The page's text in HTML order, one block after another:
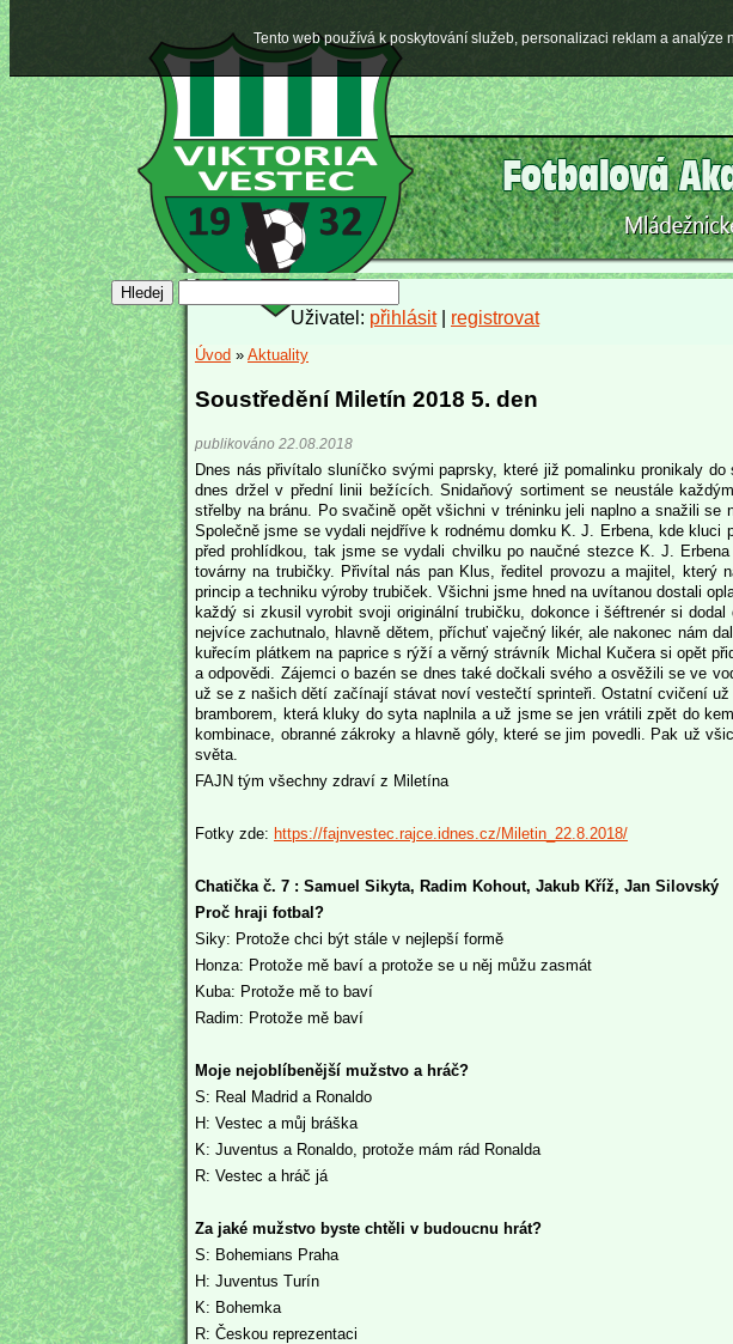
Uživatel: přihlásit| registrovat
Úvod » Aktuality
Soustředění Miletín 2018 5. den
publikováno 22.08.2018
Dnes nás přivítalo sluníčko svými paprsky, které již pomalinku pronikaly
dnes držel v přední linii bežících. Snidaňový sortiment se neustále
střelby na bránu. Po svačině opět všichni v tréninku jeli naplno a snažili
Společně jsme se vydali nejdříve k rodnému domku K. J. Erbena, kde
před prohlídkou, tak jsme se vydali chvilku po naučné stezce K. J.
továrny na trubičky. Přivítal nás pan Klus, ředitel provozu a majitel,
princip a techniku výroby trubiček. Všichni jsme hned na uvítanou dostali
každý si zkusil vyrobit svoji originální trubičku, dokonce i šéftrenér si
nejvíce zachutnalo, hlavně dětem, příchuť vaječný likér, ale nakonec nám
kuřecím plátkem na paprice s rýží a věrný strávník Michal Kučera si opět
a odpovědi. Zájemci o bazén se dnes také dočkali svého a osvěžili se ve
už se z našich dětí začínají stávat noví vestečtí sprinteři. Ostatní cvičení
bramborem, která kluky do syta naplnila a už jsme se jen vrátili zpět do
kombinace, obranné zákroky a hlavně góly, které se jim povedli. Pak už
světa.
FAJN tým všechny zdraví z Miletína
Fotky zde: https://fajnvestec.rajce.idnes.cz/Miletin_22.8.2018/
Chatička č. 7 : Samuel Sikyta, Radim Kohout, Jakub Kříž, Jan Silovský
Proč hraji fotbal?
Siky: Protože chci být stále v nejlepší formě
Honza: Protože mě baví a protože se u něj můžu zasmát
Kuba: Protože mě to baví
Radim: Protože mě baví
Moje nejoblíbenější mužstvo a hráč?
S: Real Madrid a Ronaldo
H: Vestec a můj bráška
K: Juventus a Ronaldo, protože mám rád Ronalda
R: Vestec a hráč já
Za jaké mužstvo byste chtěli v budoucnu hrát?
S: Bohemians Praha
H: Juventus Turín
K: Bohemka
R: Českou reprezentaci
Tento web používá k poskytování služeb, personalizaci reklam a